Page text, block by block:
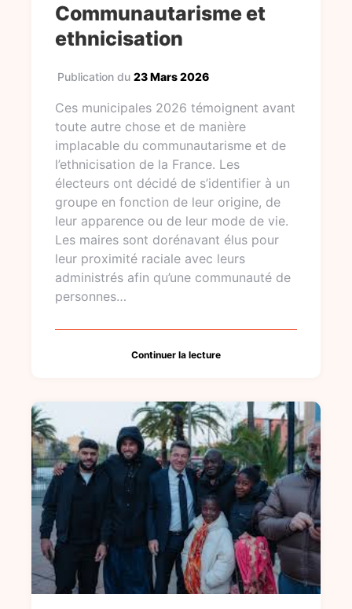
Communautarisme et
ethnicisation
Publication du 23 Mars 2026
Ces municipales 2026 témoignent avant
toute autre chose et de manière
implacable du communautarisme et de
l’ethnicisation de la France. Les
électeurs ont décidé de s’identifier à un
groupe en fonction de leur origine, de
leur apparence ou de leur mode de vie.
Les maires sont dorénavant élus pour
leur proximité raciale avec leurs
administrés afin qu’une communauté de
personnes…
Continuer la lecture